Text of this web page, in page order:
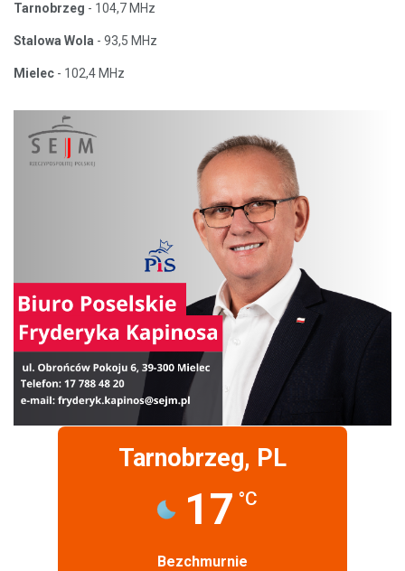
Tarnobrzeg - 104,7 MHz
Stalowa Wola - 93,5 MHz
Mielec - 102,4 MHz
Tarnobrzeg, PL
17 °C
Bezchmurnie